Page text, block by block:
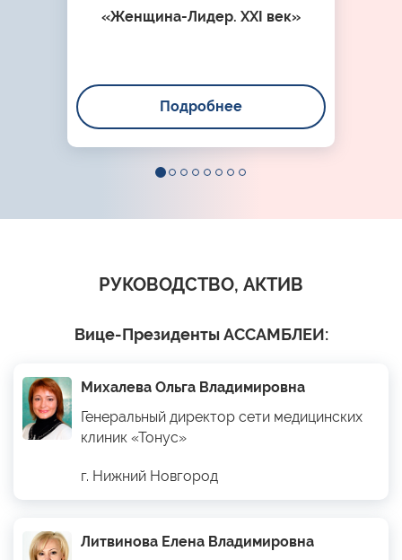
«Женщина-Лидер. XXI век»
Подробнее
РУКОВОДСТВО, АКТИВ
Вице-Президенты АССАМБЛЕИ:
Михалева Ольга Владимировна
Генеральный директор сети медицинских
клиник «Тонус»
г. Нижний Новгород
Литвинова Елена Владимировна